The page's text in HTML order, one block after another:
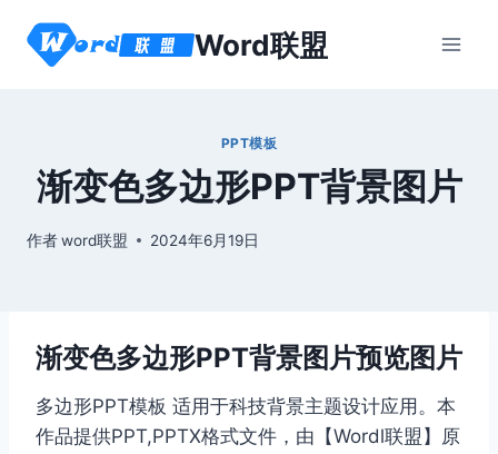
Word联盟
PPT模板
渐变色多边形PPT背景图片
作者word联盟 2024年6月19日
渐变色多边形PPT背景图片预览图片
多边形PPT模板 适用于科技背景主题设计应用。本
作品提供PPT,PPTX格式文件，由【Wordl联盟】原